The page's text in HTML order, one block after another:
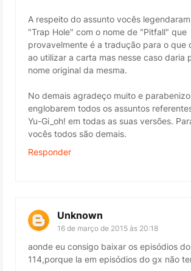
A respeito do assunto vocês
"Trap Hole" com o nome de "Pitfall" que
provavelmente é a tradução para o que
ao utilizar a carta mas nesse caso daria
nome original da mesma.
No demais agradeço muito e
englobarem todos os assuntos
Yu-Gi_oh! em todas as suas versões.
vocês todos são demais.
Responder
Unknown
16 de março de 2015 às 20:18
aonde eu consigo baixar os episódios
114,porque la em episódios do gx não